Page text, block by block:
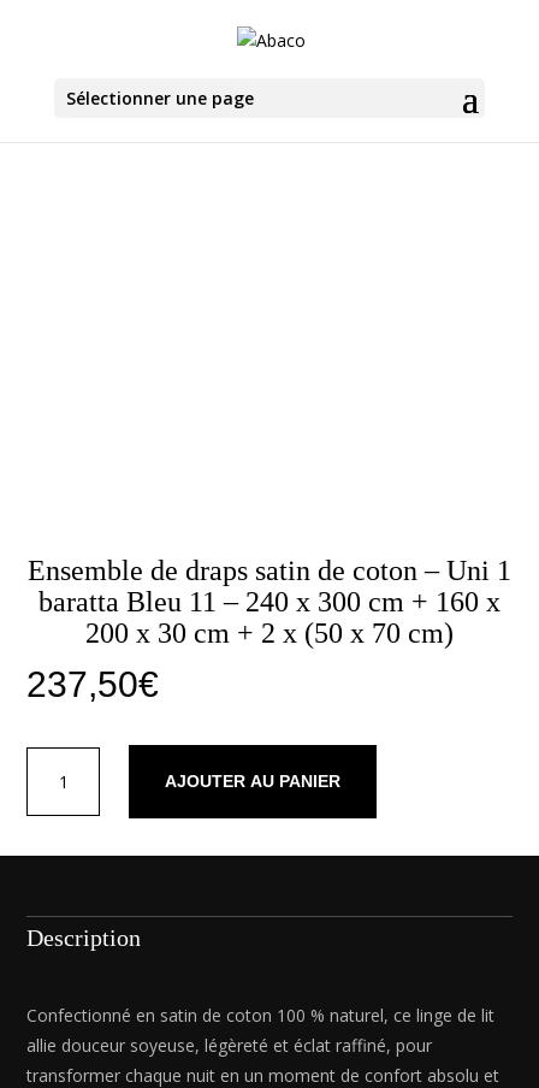
Sélectionner une page
Ensemble de draps satin de coton – Uni 1
baratta Bleu 11 – 240 x 300 cm + 160 x
200 x 30 cm + 2 x (50 x 70 cm)
237,50€
Ensemble
de
coton
Uni
baratta
AJOUTER AU PANIER
Description
Confectionné en satin de coton 100 % naturel, ce linge de lit
allie douceur soyeuse, légèreté et éclat raffiné, pour
transformer chaque nuit en un moment de confort absolu et